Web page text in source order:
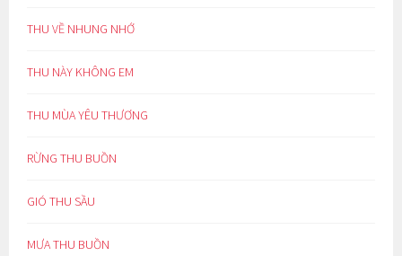
THU VỀ NHUNG NHỚ
THU NÀY KHÔNG EM
THU MÙA YÊU THƯƠNG
RỪNG THU BUỒN
GIÓ THU SẦU
MƯA THU BUỒN